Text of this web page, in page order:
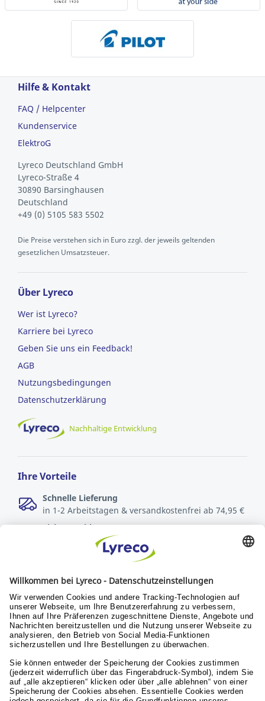
Hilfe & Kontakt
FAQ / Helpcenter
Kundenservice
ElektroG
Lyreco Deutschland GmbH
Lyreco-Straße 4
30890 Barsinghausen
Deutschland
+49 (0) 5105 583 5502
Die Preise verstehen sich in Euro zzgl. der jeweils geltenden
gesetzlichen Umsatzsteuer.
Über Lyreco
Wer ist Lyreco?
Karriere bei Lyreco
Geben Sie uns ein Feedback!
AGB
Nutzungsbedingungen
Datenschutzerklärung
Nachhaltige Entwicklung
Ihre Vorteile
Schnelle Lieferung
in 1-2 Arbeitstagen & versandkostenfrei ab 74,95 €
Sichere Zahlungsarten
Rechnung oder Kreditkarte
Kostenlose Rücksendungen
Verantwortung
Nachhaltigkeit
Menschen & Werte
Lyreco for Education